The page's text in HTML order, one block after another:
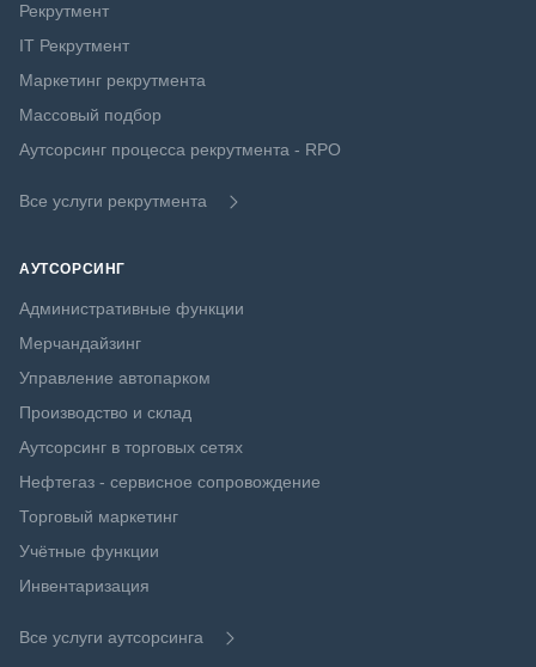
Рекрутмент
IT Рекрутмент
Маркетинг рекрутмента
Массовый подбор
Аутсорсинг процесса рекрутмента - RPO
Все услуги рекрутмента
АУТСОРСИНГ
Административные функции
Мерчандайзинг
Управление автопарком
Производство и склад
Аутсорсинг в торговых сетях
Нефтегаз - сервисное сопровождение
Торговый маркетинг
Учётные функции
Инвентаризация
Все услуги аутсорсинга